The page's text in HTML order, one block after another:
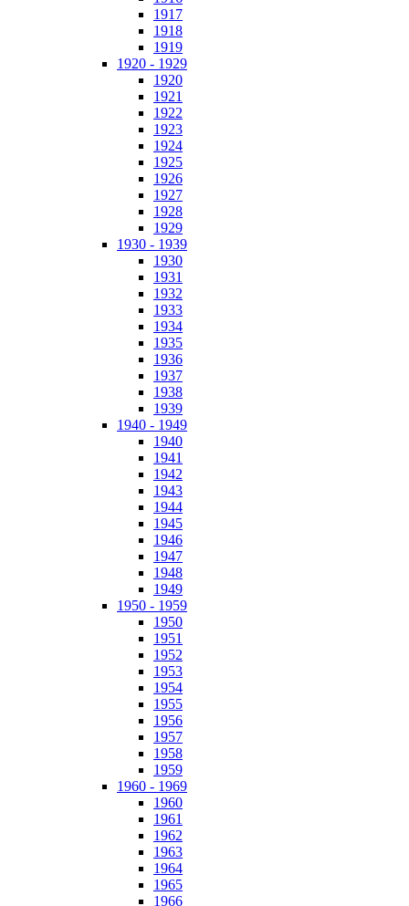
1917
1918
1919
1920 - 1929
1920
1921
1922
1923
1924
1925
1926
1927
1928
1929
1930 - 1939
1930
1931
1932
1933
1934
1935
1936
1937
1938
1939
1940 - 1949
1940
1941
1942
1943
1944
1945
1946
1947
1948
1949
1950 - 1959
1950
1951
1952
1953
1954
1955
1956
1957
1958
1959
1960 - 1969
1960
1961
1962
1963
1964
1965
1966